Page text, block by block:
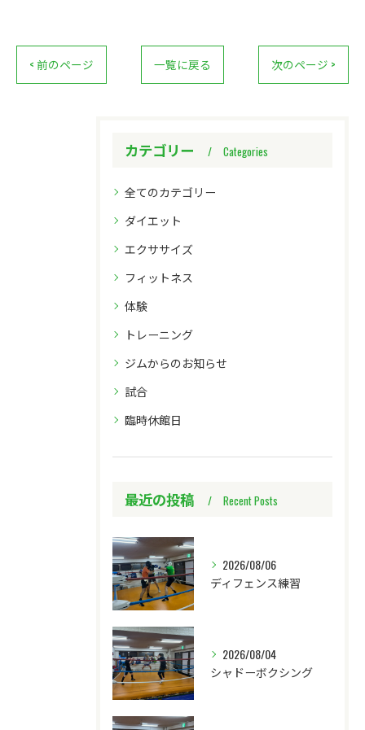
< 前のページ 一覧に戻る 次のページ >
カテゴリー Categories
全てのカテゴリー
ダイエット
エクササイズ
フィットネス
体験
トレーニング
ジムからのお知らせ
試合
臨時休館日
最近の投稿 Recent Posts
2026/08/06
ディフェンス練習
2026/08/04
シャドーボクシング